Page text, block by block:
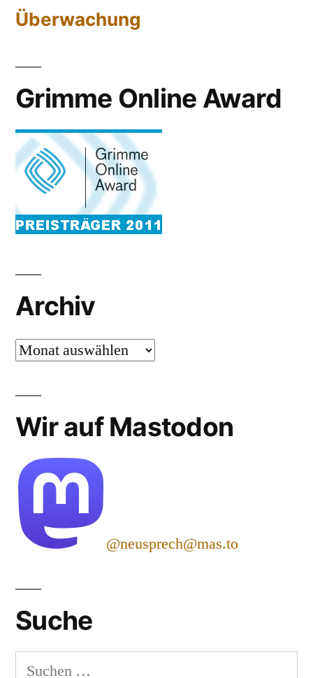
Überwachung
Grimme Online Award
Archiv
Archiv
Wir auf Mastodon
@neusprech@mas.to
Suche
Suchen